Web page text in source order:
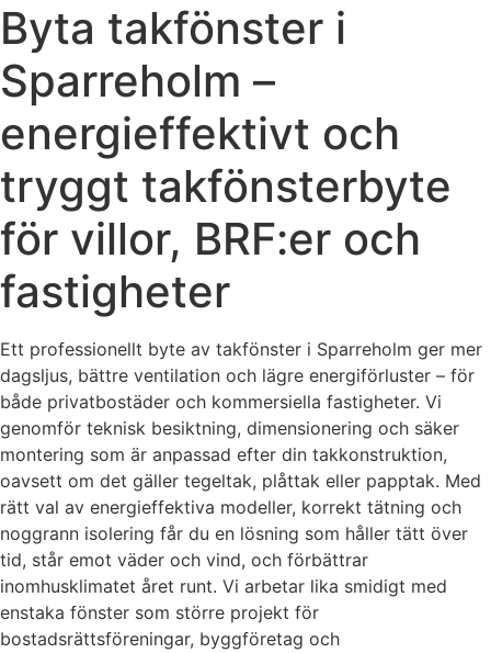
Byta takfönster i
Sparreholm –
energieffektivt och
tryggt takfönsterbyte
för villor, BRF:er och
fastigheter
Ett professionellt byte av takfönster i Sparreholm ger mer
dagsljus, bättre ventilation och lägre energiförluster – för
både privatbostäder och kommersiella fastigheter. Vi
genomför teknisk besiktning, dimensionering och säker
montering som är anpassad efter din takkonstruktion,
oavsett om det gäller tegeltak, plåttak eller papptak. Med
rätt val av energieffektiva modeller, korrekt tätning och
noggrann isolering får du en lösning som håller tätt över
tid, står emot väder och vind, och förbättrar
inomhusklimatet året runt. Vi arbetar lika smidigt med
enstaka fönster som större projekt för
bostadsrättsföreningar, byggföretag och